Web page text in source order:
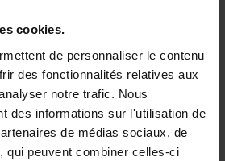
cookies.
de personnaliser le contenu
des fonctionnalités relatives aux
notre trafic. Nous
des informations sur l'utilisation de
de médias sociaux, de
qui peuvent combiner celles-ci